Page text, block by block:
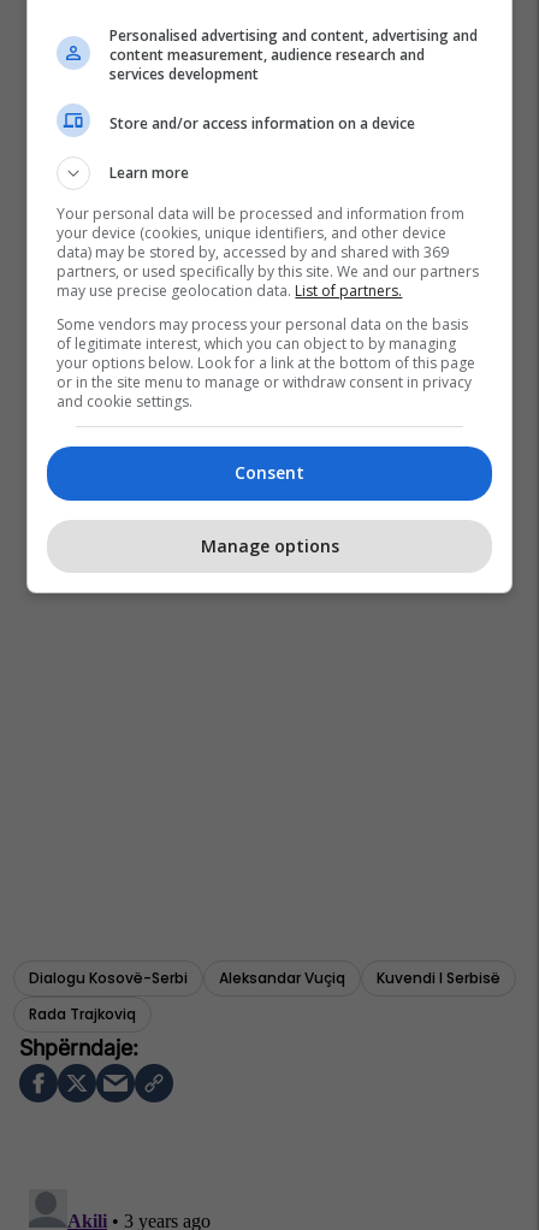
Dialogu Kosovë-Serbi Aleksandar Vuçiq
Kuvendi I Serbisë
Rada Trajkoviq
Personalised advertising and content, advertising and
content measurement, audience research and
services development
Store and/or access information on a device
Learn more
Your personal data will be processed and information from
your device (cookies, unique identifiers, and other device
data) may be stored by, accessed by and shared with 369
partners, or used specifically by this site. We and our partners
may use precise geolocation data. List of partners.
Some vendors may process your personal data on the basis
of legitimate interest, which you can object to by managing
your options below. Look for a link at the bottom of this page
or in the site menu to manage or withdraw consent in privacy
and cookie settings.
Consent
Manage options